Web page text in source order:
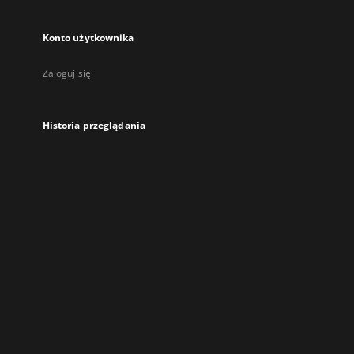
Konto użytkownika
Zaloguj się
Historia przeglądania